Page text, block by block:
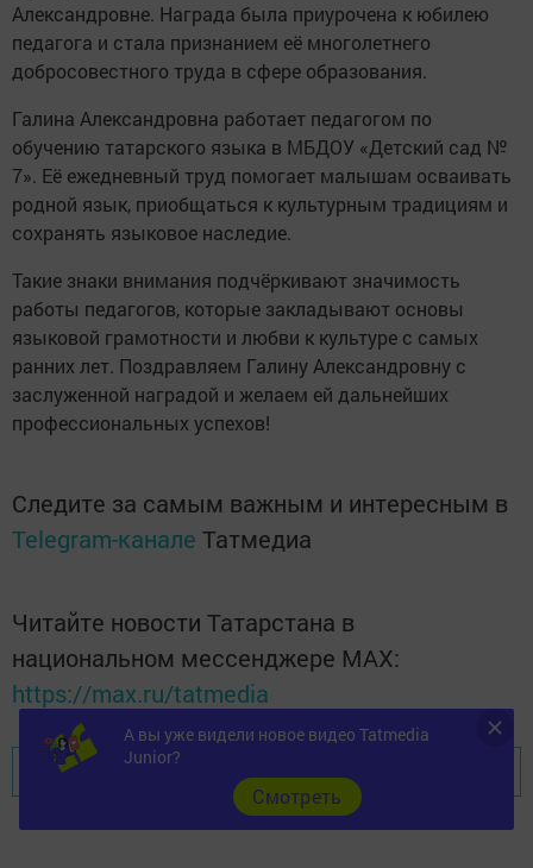
Александровне. Награда была приурочена к юбилею
педагога и стала признанием её многолетнего
добросовестного труда в сфере образования.
Галина Александровна работает педагогом по
обучению татарского языка в МБДОУ «Детский сад №
7». Её ежедневный труд помогает малышам осваивать
родной язык, приобщаться к культурным традициям и
сохранять языковое наследие.
Такие знаки внимания подчёркивают значимость
работы педагогов, которые закладывают основы
языковой грамотности и любви к культуре с самых
ранних лет. Поздравляем Галину Александровну с
заслуженной наградой и желаем ей дальнейших
профессиональных успехов!
Следите за самым важным и интересным в
Telegram-канале Татмедиа
Читайте новости Татарстана в
национальном мессенджере MАХ:
https://max.ru/tatmedia
Перейти на страницу новости
А вы уже видели новое видео Tatmedia
Junior?
Cмотреть